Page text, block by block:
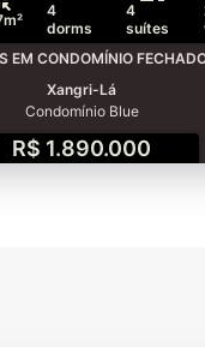
4
dorms
4
suítes
EM CONDOMÍNIO
Xangri-Lá
Condomínio Blue
R$ 1.890.000